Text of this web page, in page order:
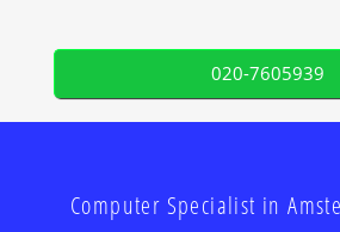
020-7605939
Computer Specialist in